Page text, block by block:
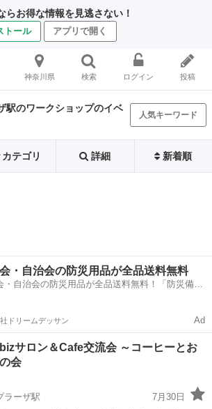
らお得な情報を見逃さない！
トール アプリで開く
神奈川県 検索 ログイン 投稿
駅のワークショップのイベ
人気キーワード
カテゴリ 詳細 新着順
・自治会の防災用品が全品送料無料
・自治会の防災用品が全品送料無料！「防災備蓄
ドリームデッサン Ad
サロン＆Cafe交流会 ～コーヒーとお
会
ラーザ駅
7月30日